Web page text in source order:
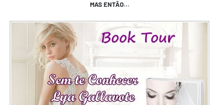
MAS ENTÃO...